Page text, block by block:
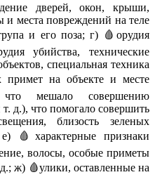
дверей, окон, крыши,
и места повреждений на теле
и его поза; г) 🩸орудия
убийства, технические
специальная техника
на объекте и месте
что мешало совершению
д.), что помогало совершить
близость зеленых
🩸характерные признаки
волосы, особые приметы
ж) 🩸улики, оставленные на